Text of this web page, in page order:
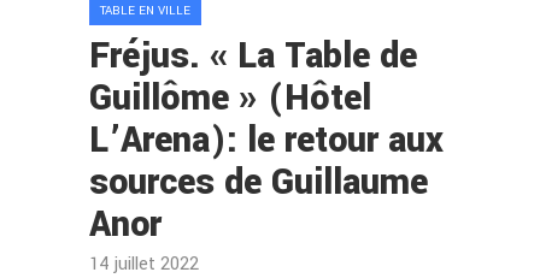
TABLE EN VILLE
Fréjus. « La Table de
Guillôme » (Hôtel
L’Arena): le retour aux
sources de Guillaume
Anor
14 juillet 2022